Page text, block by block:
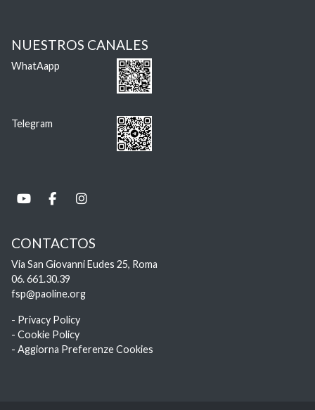
NUESTROS CANALES
WhatAapp
Telegram
CONTACTOS
Via San Giovanni Eudes 25, Roma
06. 661.30.39
fsp@paoline.org
- Privacy Policy
- Cookie Policy
- Aggiorna Preferenze Cookies